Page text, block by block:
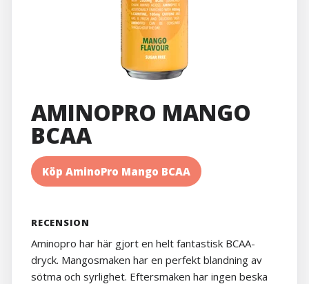
AMINOPRO MANGO
BCAA
Köp AminoPro Mango BCAA
RECENSION
Aminopro har här gjort en helt fantastisk BCAA-
dryck. Mangosmaken har en perfekt blandning av
sötma och syrlighet. Eftersmaken har ingen beska